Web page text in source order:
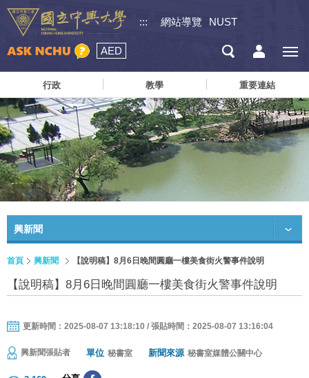
::: 網站導覽 NUST
AED
行政 教學 重要連結
興新聞
首頁 興新聞 【說明稿】8月6日晚間圓廳一樓美食街火警事件說明
【說明稿】8月6日晚間圓廳一樓美食街火警事件說明
更新時間：2025-08-07 13:18:10 / 張貼時間：2025-08-07 13:16:04
興新聞張貼者 單位 秘書室 新聞來源 秘書室媒體公關中心